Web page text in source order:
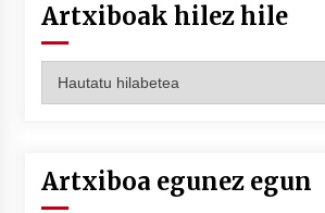
Artxiboak hilez hile
hilez
Artxiboa egunez egun